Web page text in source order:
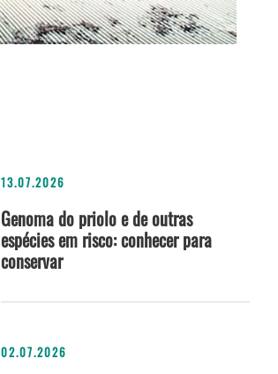
13.07.2026
Genoma do priolo e de outras
espécies em risco: conhecer para
conservar
02.07.2026